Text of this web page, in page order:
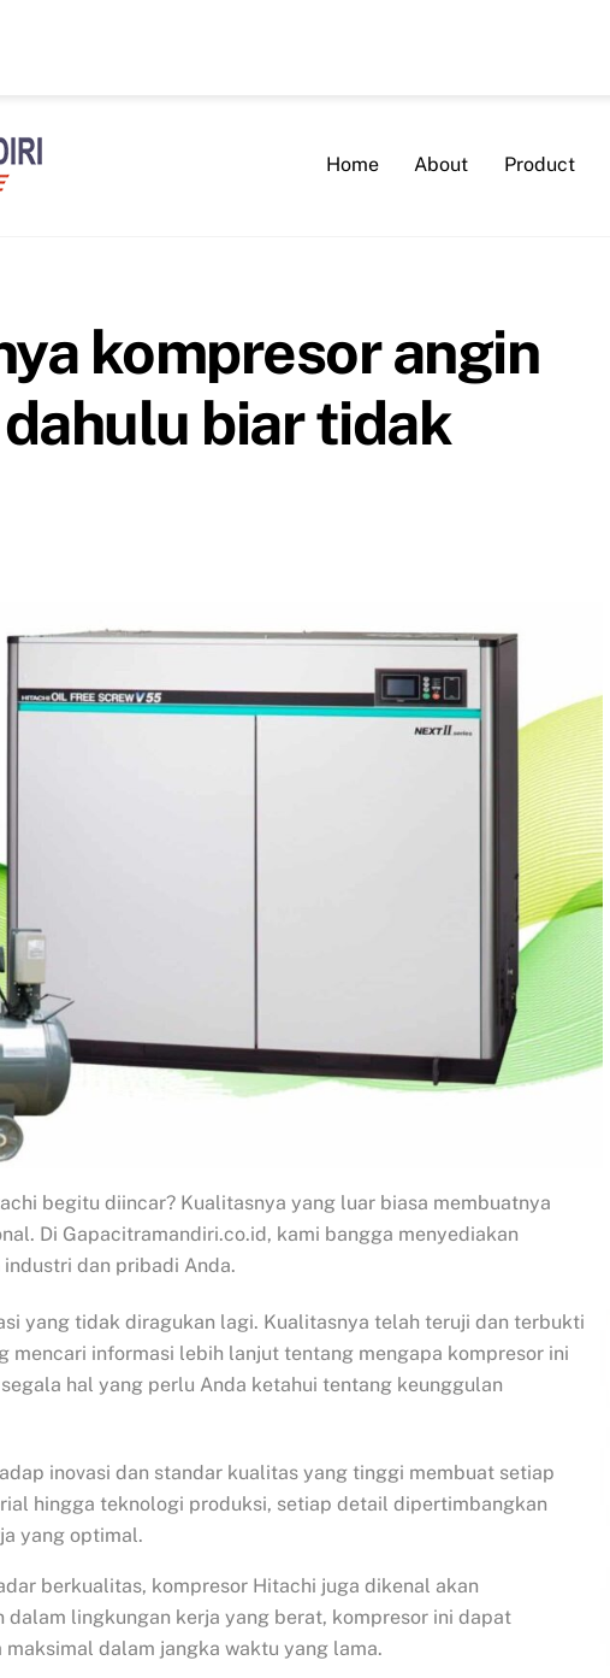
Home About Product
kompresor angin
biar tidak
begitu diincar? Kualitasnya yang luar biasa membuatnya
Di Gapacitramandiri.co.id, kami bangga menyediakan
dan pribadi Anda.
yang tidak diragukan lagi. Kualitasnya telah teruji dan terbukti
mencari informasi lebih lanjut tentang mengapa kompresor ini
hal yang perlu Anda ketahui tentang keunggulan
inovasi dan standar kualitas yang tinggi membuat setiap
hingga teknologi produksi, setiap detail dipertimbangkan
yang optimal.
berkualitas, kompresor Hitachi juga dikenal akan
dalam lingkungan kerja yang berat, kompresor ini dapat
dalam jangka waktu yang lama.